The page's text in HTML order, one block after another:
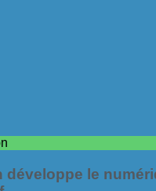
développe le